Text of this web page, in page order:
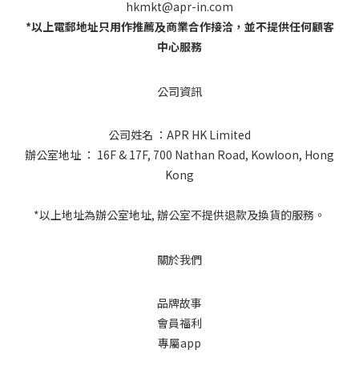
hkmkt@apr-in.com
*以上電郵地址只用作推薦及商業合作接洽，並不提供任何顧客
中心服務
公司資訊
公司姓名 ：APR HK Limited
辦公室地址 ： 16F & 17F, 700 Nathan Road, Kowloon, Hong
Kong
*以上地址為辦公室地址, 辦公室不提供退款及換貨的服務。
關於我們
品牌故事
會員福利
專屬app